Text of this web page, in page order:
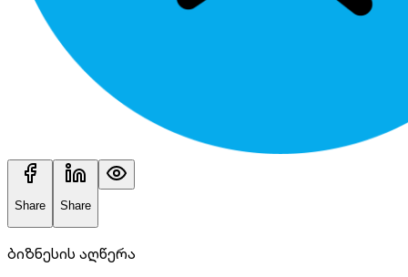
Share Share
ბიზნესის აღწერა